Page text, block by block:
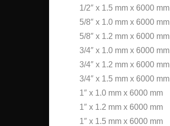
1/2″ x 1.5 mm x 6000 mm
5/8″ x 1.0 mm x 6000 mm
5/8″ x 1.2 mm x 6000 mm
3/4″ x 1.0 mm x 6000 mm
3/4″ x 1.2 mm x 6000 mm
3/4″ x 1.5 mm x 6000 mm
1″ x 1.0 mm x 6000 mm
1″ x 1.2 mm x 6000 mm
1″ x 1.5 mm x 6000 mm